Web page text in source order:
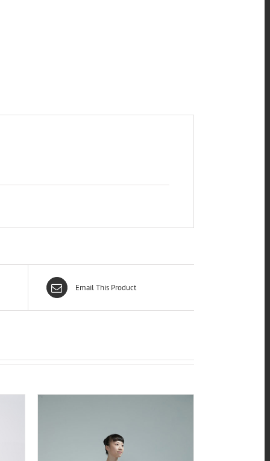
Email This Product